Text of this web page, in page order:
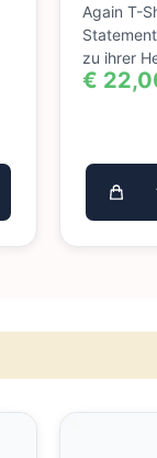
Again T-
zu ihrer
€